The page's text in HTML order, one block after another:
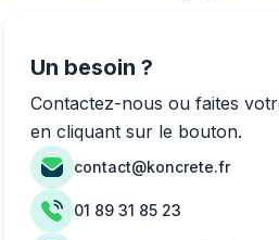
Un besoin ?
Contactez-nous ou faites
en cliquant sur le bouton.
contact@koncrete.fr
01 89 31 85 23